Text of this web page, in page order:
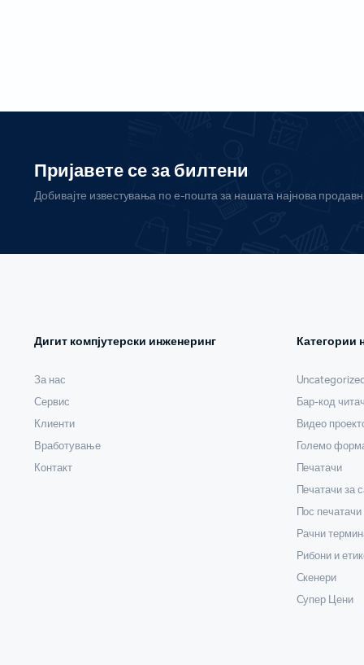
Пријавете се за билтени
Добивајте известувања по е-пошта за нашата најнова
Дигит компјутерски инженеринг
За нас
Сервис
Клиенти
Вработување
Контакт
Категории
Uncategorized
Бар-код
Видео
Големо
Печатачи
Печатачи за
Пос печатачи
Рачни
Рибони и
Скенери
Супер Цени